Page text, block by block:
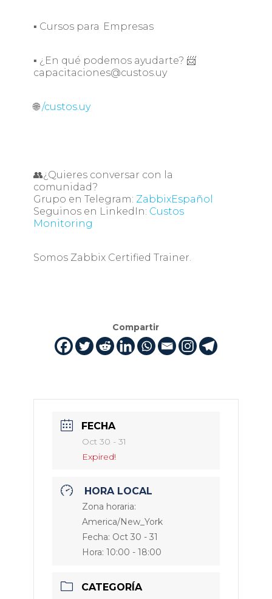
▪ Cursos para Empresas
▪ ¿En qué podemos ayudarte? 📨
capacitaciones@custos.uy
🌐/custos.uy
👥¿Quieres conversar con la
comunidad?
Grupo en Telegram: ZabbixEspañol
Seguinos en LinkedIn: Custos
Monitoring
Somos Zabbix Certified Trainer.
Compartir
FECHA
Oct 30 - 31
Expired!
HORA LOCAL
Zona horaria:
America/New_York
Fecha: Oct 30 - 31
Hora: 10:00 - 18:00
CATEGORÍA